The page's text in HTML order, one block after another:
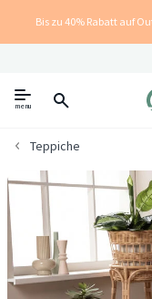
Bis zu 40% Rabatt auf
menu
Teppiche